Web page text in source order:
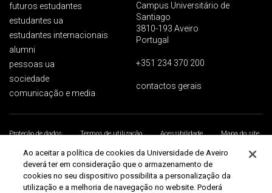
futuros estudantes
estudantes ua
estudantes internacionais
alumni
pessoas ua
sociedade
comunicação e media
Campus Universitário de
Santiago
3810-193 Aveiro
Portugal
+351 234 370 200
contactos gerais
Proteção de dados Termos de utilização Acessibilidade
Mapa do site
Universidade de Aveiro 2026
Ao aceitar a política de cookies da Universidade de Aveiro
deverá ter em consideração que o armazenamento de
cookies no seu dispositivo possibilita a personalização da
utilização e a melhoria de navegação no website. Poderá